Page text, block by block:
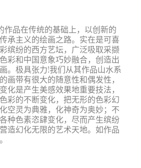
作品在传统的基础上，以创新的
承主义的绘画之路。实在是可喜
缤纷的西方艺坛，广泛吸取采撷
彩和中国意象巧妙融合，创造出
。极具张力!我们从其作品山水系
画带有很大的随意性和偶发性，
化是产生美感效果地重要技法，
彩的不断变化，把无形的色彩幻
空灵为典雅，化神奇为奥妙；不
种色素恣肆变化，尽而产生缤纷
造幻化无限的艺术天地。如作品